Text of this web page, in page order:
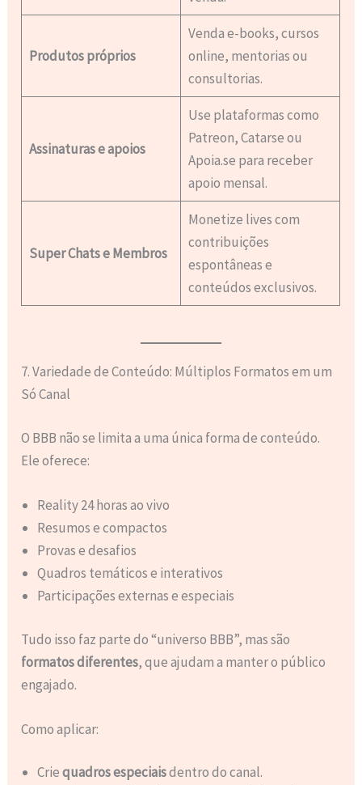
Produtos próprios
Venda e-books, cursos
online, mentorias ou
consultorias.
Assinaturas e apoios
Use plataformas como
Patreon, Catarse ou
Apoia.se para receber
apoio mensal.
Super Chats e Membros
Monetize lives com
contribuições
espontâneas e
conteúdos exclusivos.
7. Variedade de Conteúdo: Múltiplos Formatos em um
Só Canal
O BBB não se limita a uma única forma de conteúdo.
Ele oferece:
Reality 24 horas ao vivo
Resumos e compactos
Provas e desafios
Quadros temáticos e interativos
Participações externas e especiais
Tudo isso faz parte do “universo BBB”, mas são
formatos diferentes, que ajudam a manter o público
engajado.
Como aplicar:
Criequadros especiaisdentro do canal.